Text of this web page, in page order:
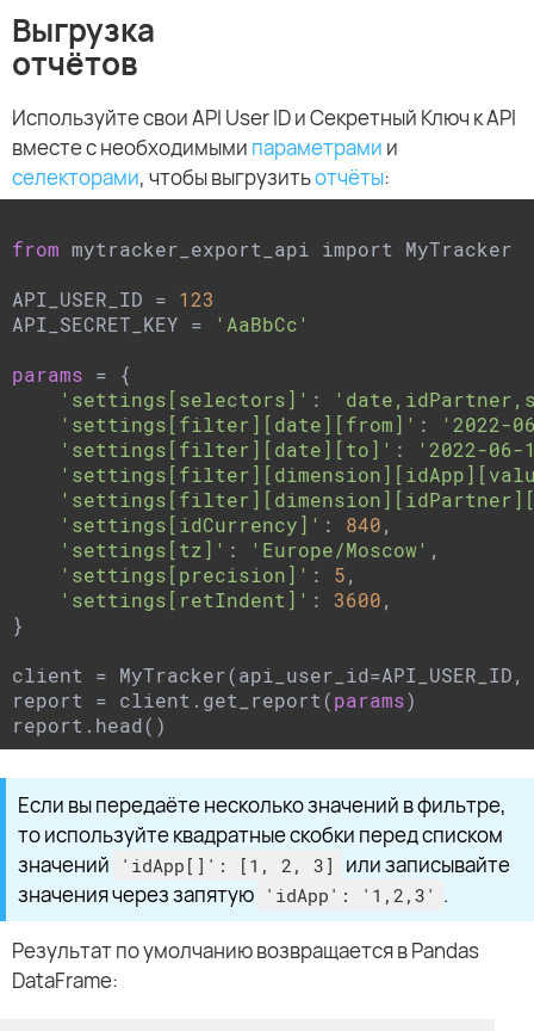
Выгрузка
отчётов
Используйте свои API User ID и Секретный Ключ к API
вместе с необходимыми параметрами и
селекторами, чтобы выгрузитьотчёты:
from mytracker_export_api import MyTracker
API_USER_ID = 123
API_SECRET_KEY =
'AaBbCc'
params = {
'settings[selectors]' :
'settings[filter][date][from]' :
'2022-
'settings[filter][date][to]' :
'2022-06-
'settings[idCurrency]' : 840,
'settings[tz]' : 'Europe/Moscow' ,
'settings[precision]' : 5,
'settings[retIndent]' : 3600,
}
client = MyTracker(api_user_id=API_USER_ID,
report = client.get_report(params)
report.head()
Если вы передаёте несколько значений в фильтре,
то используйте квадратные скобки перед списком
значений
'idApp[]': [1, 2, 3]
или записывайте
значения через запятую 'idApp': '1,2,3' .
Результат по умолчанию возвращается в Pandas
DataFrame: